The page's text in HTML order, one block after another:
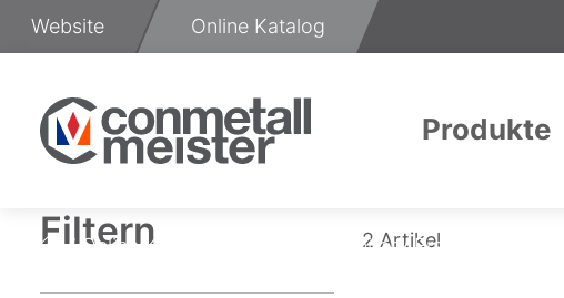
Zum
Website Online Katalog
Produkte
Eisenwaren
StartseiteOnline Katalog Sanitär Ersatzteile
2 Artikel
Filtern